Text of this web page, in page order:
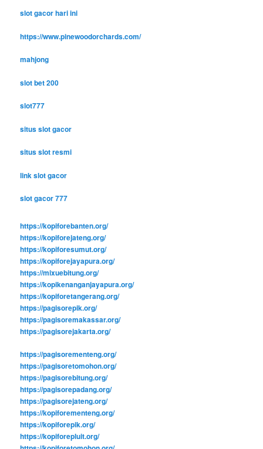
slot gacor hari ini
https://www.pinewoodorchards.com/
mahjong
slot bet 200
slot777
situs slot gacor
situs slot resmi
link slot gacor
slot gacor 777
https://kopiforebanten.org/
https://kopiforejateng.org/
https://kopiforesumut.org/
https://kopiforejayapura.org/
https://mixuebitung.org/
https://kopikenanganjayapura.org/
https://kopiforetangerang.org/
https://pagisorepik.org/
https://pagisoremakassar.org/
https://pagisorejakarta.org/
https://pagisorementeng.org/
https://pagisoretomohon.org/
https://pagisorebitung.org/
https://pagisorepadang.org/
https://pagisorejateng.org/
https://kopiforementeng.org/
https://kopiforepik.org/
https://kopiforepluit.org/